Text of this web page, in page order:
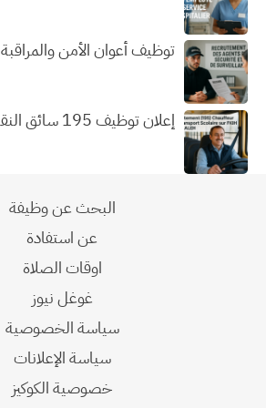
توظيف أعوان الأمن والمراقبة 2026
إعلان توظيف 195 سائق النقل المدرسي
البحث عن وظيفة
عن استفادة
اوقات الصلاة
غوغل نيوز
سياسة الخصوصية
سياسة الإعلانات
خصوصية الكوكيز